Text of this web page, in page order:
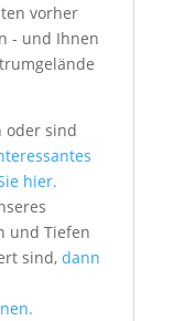
vorher
- und Ihnen
oder sind
hier.
und Tiefen
sind, dann